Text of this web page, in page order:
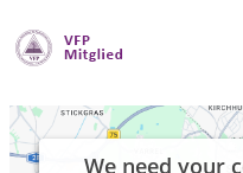
We need your